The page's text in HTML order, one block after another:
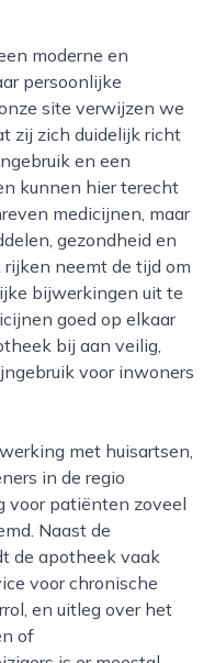
persoonlijke
site verwijzen we
zij zich duidelijk richt
en een
kunnen hier terecht
medicijnen, maar
gezondheid en
neemt de tijd om
bijwerkingen uit te
goed op elkaar
bij aan veilig,
voor inwoners
in de regio
voor patiënten zoveel
Naast de
de apotheek vaak
voor chronische
en uitleg over het
of